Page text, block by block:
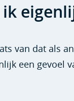
van dat als
een gevoel